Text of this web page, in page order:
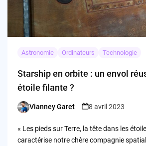
Astronomie Ordinateurs Technologie
Starship en orbite : un envol
étoile filante ?
Posted
Vianney Garet 8 avril 2023
« Les pieds sur Terre, la tête dans les
caractérise notre chère compagnie